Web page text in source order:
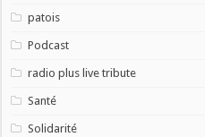
patois
Podcast
radio plus live tribute
Santé
Solidarité